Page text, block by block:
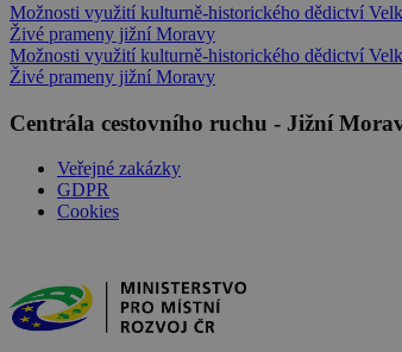
Možnosti využití kulturně-historického dědictví
Živé prameny jižní Moravy
Možnosti využití kulturně-historického dědictví
Živé prameny jižní Moravy
Centrála cestovního ruchu - Jižní
Veřejné zakázky
GDPR
Cookies